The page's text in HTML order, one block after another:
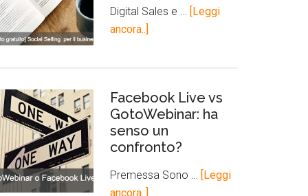
Digital Sales e …
[Leggi
ancora..]
Facebook Live vs
GotoWebinar: ha
senso un
confronto?
Premessa Sono …
[Leggi
ancora..]